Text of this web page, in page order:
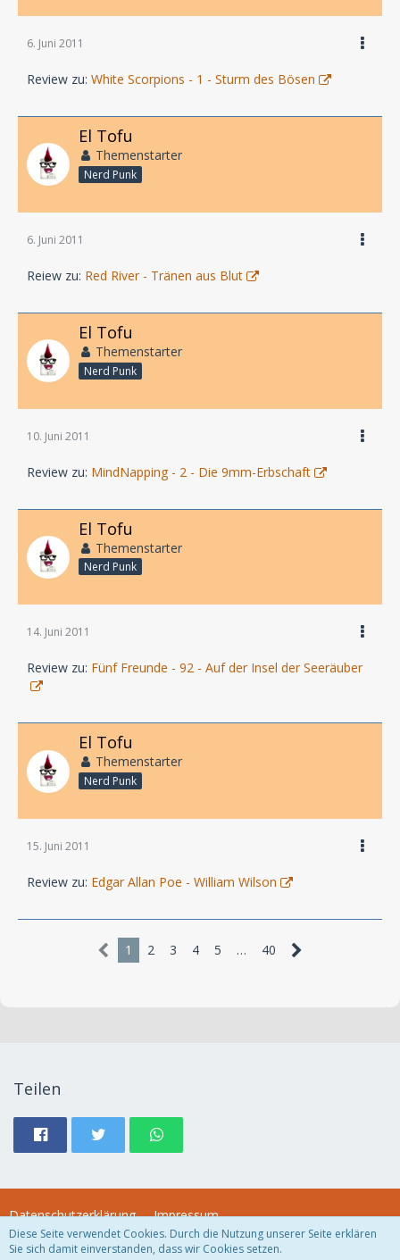
6. Juni 2011
Review zu: White Scorpions - 1 - Sturm des Bösen
El Tofu
Themenstarter
Nerd Punk
6. Juni 2011
Reiew zu: Red River - Tränen aus Blut
El Tofu
Themenstarter
Nerd Punk
10. Juni 2011
Review zu: MindNapping - 2 - Die 9mm-Erbschaft
El Tofu
Themenstarter
Nerd Punk
14. Juni 2011
Review zu: Fünf Freunde - 92 - Auf der Insel der Seeräuber
El Tofu
Themenstarter
Nerd Punk
15. Juni 2011
Review zu: Edgar Allan Poe - William Wilson
1 2 3 4 5 … 40
Teilen
Datenschutzerklärung Impressum
Diese Seite verwendet Cookies. Durch die Nutzung unserer Seite erklären
Sie sich damit einverstanden, dass wir Cookies setzen.